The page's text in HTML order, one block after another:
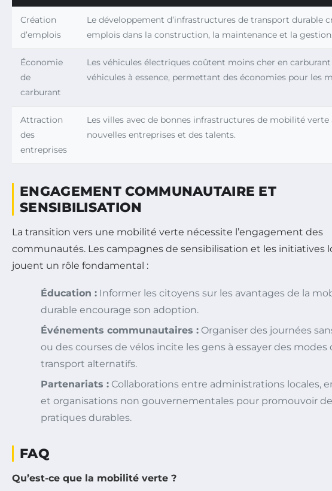
Création
d’emplois
Le développement d’infrastructures de transport durable
emplois dans la construction, la maintenance et la gestion.
Économie
de
carburant
Les véhicules électriques coûtent moins cher en carburant
véhicules à essence, permettant des économies pour les
Attraction
des
entreprises
Les villes avec de bonnes infrastructures de mobilité
nouvelles entreprises et des talents.
ENGAGEMENT COMMUNAUTAIRE ET
SENSIBILISATION
La transition vers une mobilité verte nécessite l’engagement des
communautés. Les campagnes de sensibilisation et les initiatives
jouent un rôle fondamental :
Éducation : Informer les citoyens sur les avantages de la
durable encourage son adoption.
Événements communautaires : Organiser des journées
ou des courses de vélos incite les gens à essayer des modes
transport alternatifs.
Partenariats : Collaborations entre administrations locales,
et organisations non gouvernementales pour promouvoir
pratiques durables.
FAQ
Qu’est-ce que la mobilité verte ?